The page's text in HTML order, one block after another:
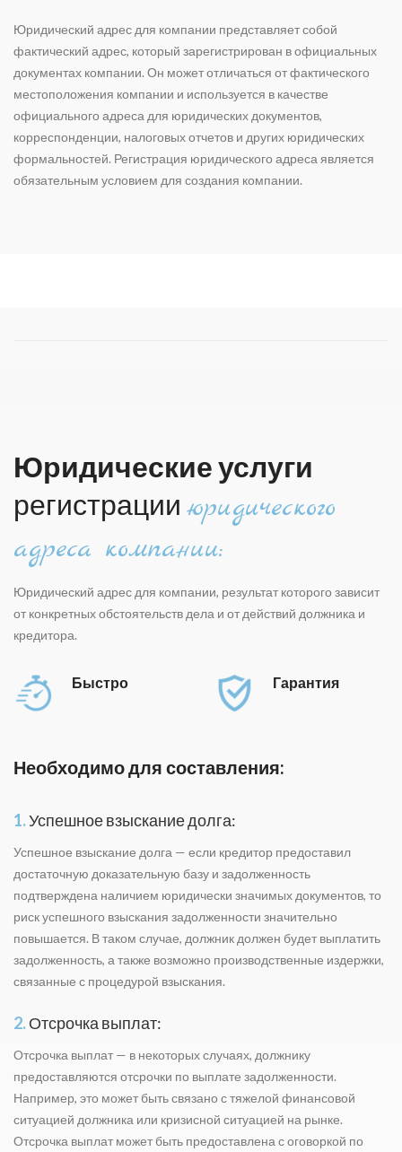
Юридический адрес для компании представляет собой
фактический адрес, который зарегистрирован в официальных
документах компании. Он может отличаться от фактического
местоположения компании и используется в качестве
официального адреса для юридических документов,
корреспонденции, налоговых отчетов и других юридических
формальностей. Регистрация юридического адреса является
обязательным условием для создания компании.
Юридические услуги
регистрации юридического
адреса компании:
Юридический адрес для компании, результат которого зависит
от конкретных обстоятельств дела и от действий должника и
кредитора.
Быстро Гарантия
Необходимо для составления:
1.Успешное взыскание долга:
Успешное взыскание долга — если кредитор предоставил
достаточную доказательную базу и задолженность
подтверждена наличием юридически значимых документов, то
риск успешного взыскания задолженности значительно
повышается. В таком случае, должник должен будет выплатить
задолженность, а также возможно производственные издержки,
связанные с процедурой взыскания.
2.Отсрочка выплат:
Отсрочка выплат — в некоторых случаях, должнику
предоставляются отсрочки по выплате задолженности.
Например, это может быть связано с тяжелой финансовой
ситуацией должника или кризисной ситуацией на рынке.
Отсрочка выплат может быть предоставлена с оговоркой по